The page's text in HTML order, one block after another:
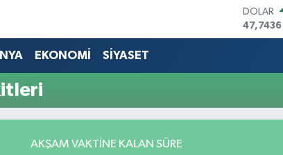
DOLAR
47,7436
EURO
EKONOMİ SİYASET
AKŞAM VAKTINE KALAN SÜRE